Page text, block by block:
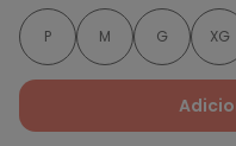
P M G XG